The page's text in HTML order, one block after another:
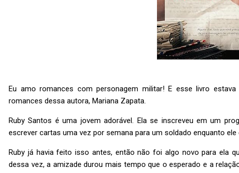
Eu amo romances com personagem militar! E esse livro
romances dessa autora, Mariana Zapata.
Ruby Santos é uma jovem adorável. Ela se inscreveu em um
escrever cartas uma vez por semana para um soldado enquanto ele
Ruby já havia feito isso antes, então não foi algo novo para ela
dessa vez, a amizade durou mais tempo que o esperado e a